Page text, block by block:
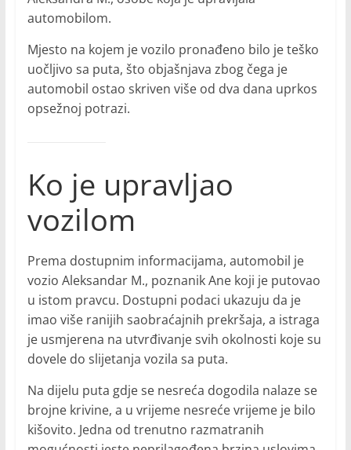
automobilom.
Mjesto na kojem je vozilo pronađeno bilo je teško
uočljivo sa puta, što objašnjava zbog čega je
automobil ostao skriven više od dva dana uprkos
opsežnoj potrazi.
Ko je upravljao
vozilom
Prema dostupnim informacijama, automobil je
vozio Aleksandar M., poznanik Ane koji je putovao
u istom pravcu. Dostupni podaci ukazuju da je
imao više ranijih saobraćajnih prekršaja, a istraga
je usmjerena na utvrđivanje svih okolnosti koje su
dovele do slijetanja vozila sa puta.
Na dijelu puta gdje se nesreća dogodila nalaze se
brojne krivine, a u vrijeme nesreće vrijeme je bilo
kišovito. Jedna od trenutno razmatranih